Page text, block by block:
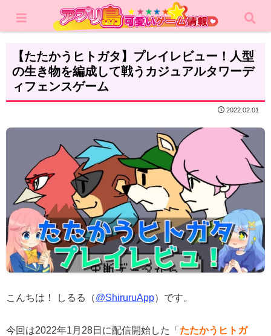
レビュー カジュアルゲーム
【たたかうヒトガタ】プレイレビュー！人型
の生き物を編成して戦うカジュアルタワーデ
ィフェンスゲーム
2022.02.01
こんちは！ しるる（@ShiruruApp）です。
今回は2022年1月28日に配信開始した「 たたかうヒトガ